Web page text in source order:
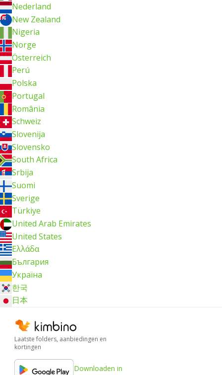
Nederland
New Zealand
Nigeria
Norge
Österreich
Perú
Polska
Portugal
România
Schweiz
Slovenija
Slovensko
South Africa
Srbija
Suomi
Sverige
Türkiye
United Arab Emirates
United States
Ελλάδα
България
Україна
한국
日本
Laatste folders, aanbiedingen en
kortingen
Downloaden in